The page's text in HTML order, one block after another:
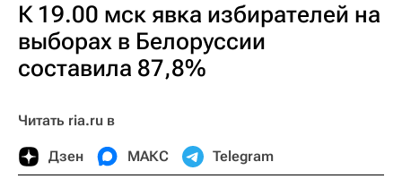
К 19.00 мск явка избирателей на
выборах в Белоруссии
составила 87,8%
Читать ria.ru в
Дзен МАКС Telegram